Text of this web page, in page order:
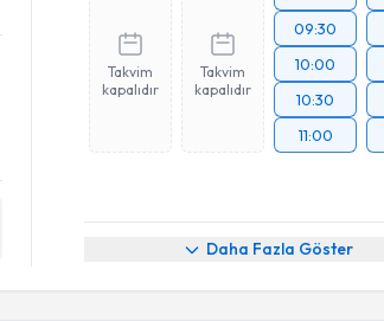
Takvim
kapalıdır
Takvim
kapalıdır
09:30
10:00
10:30
11:00
Daha Fazla Göster